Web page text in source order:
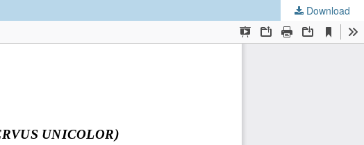
Download